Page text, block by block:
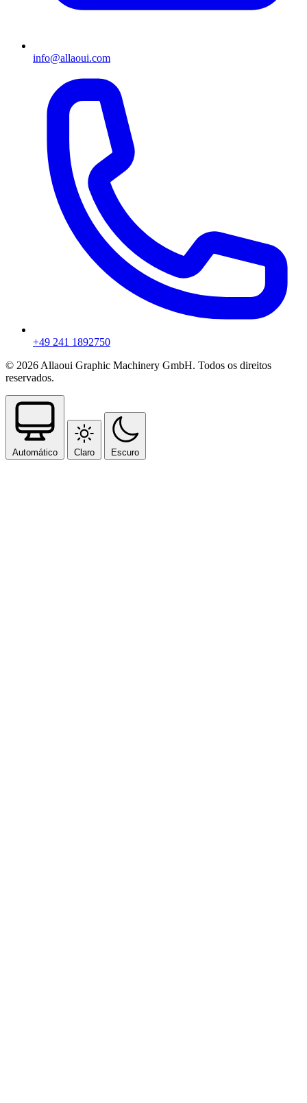
info@allaoui.com
+49 241 1892750
© 2026 Allaoui Graphic Machinery GmbH. Todos os direitos
reservados.
Automático Claro Escuro